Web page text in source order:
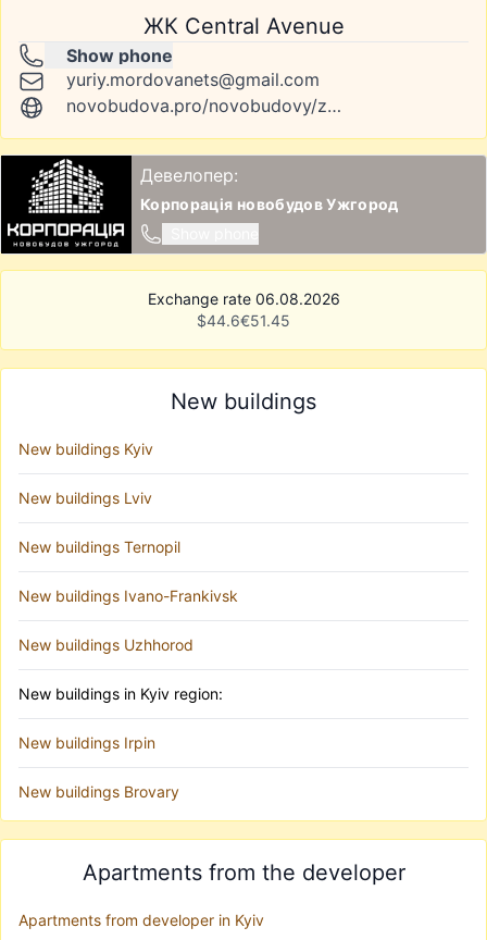
ЖК Central Avenue
Show phone
yuriy.mordovanets@gmail.com
novobudova.pro/novobudovy/zhk-central-avenue
Девелопер:
Корпорація новобудов Ужгород
Exchange rate 06.08.2026
$44.6€51.45
New buildings
New buildings Kyiv
New buildings Lviv
New buildings Ternopil
New buildings Ivano-Frankivsk
New buildings Uzhhorod
New buildings in Kyiv region:
New buildings Irpin
New buildings Brovary
Apartments from the developer
Apartments from developer in Kyiv